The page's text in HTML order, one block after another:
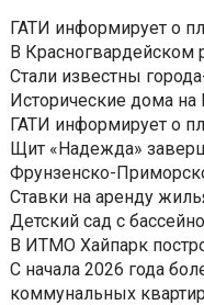
ГАТИ информирует о
В Красногвардейском
Стали известны
Исторические дома
ГАТИ информирует о
Щит «Надежда»
Фрунзенско-
Ставки на аренду
Детский сад с
В ИТМО Хайпарк
С начала 2026 года
коммунальных